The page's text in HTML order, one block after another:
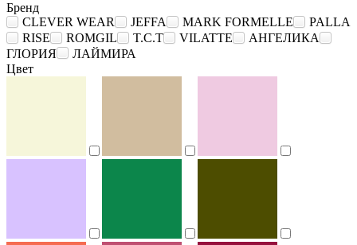
Бренд
CLEVER WEAR
JEFFA MARK FORMELLE
PALLA
RISE
ROMGIL T.C.T VILATTE
АНГЕЛИКА
ГЛОРИЯ
ЛАЙМИРА
Цвет